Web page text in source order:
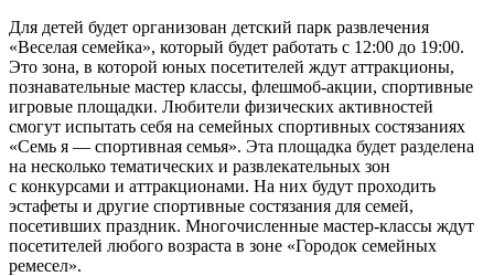
Для детей будет организован детский парк развлечения
«Веселая семейка», который будет работать с 12:00 до 19:00.
Это зона, в которой юных посетителей ждут аттракционы,
познавательные мастер классы, флешмоб-акции, спортивные
игровые площадки. Любители физических активностей
смогут испытать себя на семейных спортивных состязаниях
«Семь я — спортивная семья». Эта площадка будет разделена
на несколько тематических и развлекательных зон
с конкурсами и аттракционами. На них будут проходить
эстафеты и другие спортивные состязания для семей,
посетивших праздник. Многочисленные мастер-классы ждут
посетителей любого возраста в зоне «Городок семейных
ремесел».